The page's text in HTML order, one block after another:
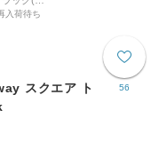
入荷待ち
56
スクエア ト